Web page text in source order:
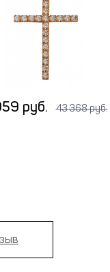
руб. 43 368 руб.